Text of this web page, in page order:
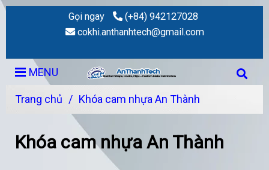
Gọi ngay
(+84) 942127028
cokhi.anthanhtech@gmail.com
MENU
Trang chủ / Khóa cam nhựa An Thành
Khóa cam nhựa An Thành